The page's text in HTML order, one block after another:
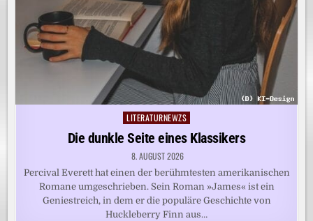
Posted
in
LITERATURNEWZS
Die dunkle Seite eines Klassikers
8. AUGUST 2026
Percival Everett hat einen der berühmtesten amerikanischen
Romane umgeschrieben. Sein Roman »James« ist ein
Geniestreich, in dem er die populäre Geschichte von
Huckleberry Finn aus…